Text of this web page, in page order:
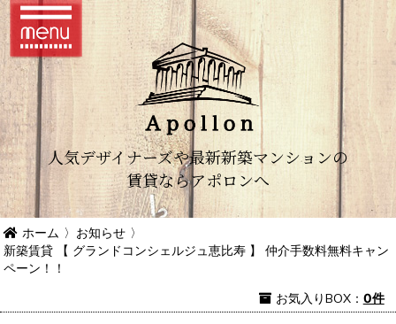
人気デザイナーズや最新新築マンションの
賃貸ならアポロンへ
ホーム 〉 お知らせ 〉
新築賃貸 【 グランドコンシェルジュ恵比寿 】 仲介手数料無料キャン
ペーン！！
お気入りBOX： 0件